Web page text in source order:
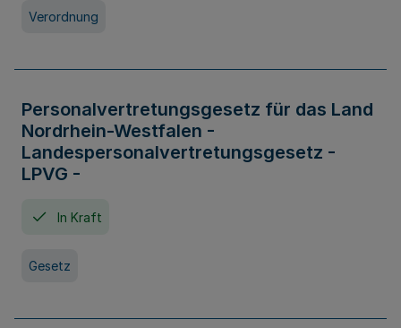
Verordnung
Personalvertretungsgesetz für das Land
Nordrhein-Westfalen -
Landespersonalvertretungsgesetz -
LPVG -
In Kraft
Gesetz